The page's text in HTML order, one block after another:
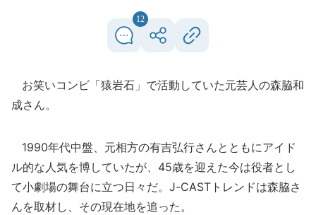
12
お笑いコンビ「猿岩石」で活動していた元芸人の森脇和
成さん。
1990年代中盤、元相方の有吉弘行さんとともにアイド
ル的な人気を博していたが、45歳を迎えた今は役者とし
て小劇場の舞台に立つ日々だ。J-CASTトレンドは森脇さ
んを取材し、その現在地を追った。